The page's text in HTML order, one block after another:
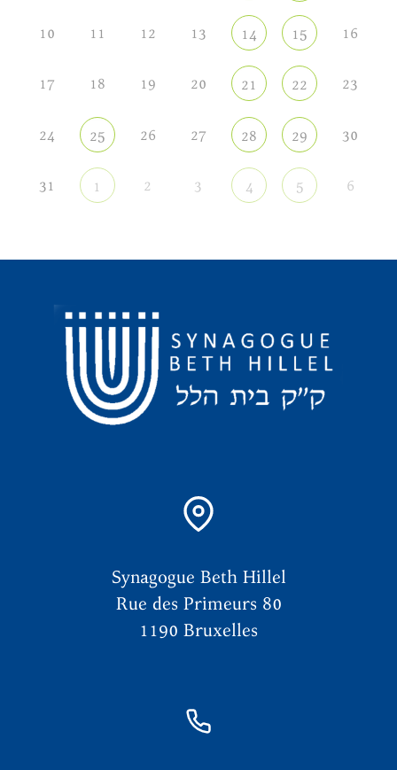
10 11 12 13 14 15 16
17 18 19 20 21 22 23
24 25 26 27 28 29 30
31 1 2 3 4 5 6
Synagogue Beth Hillel
Rue des Primeurs 80
1190 Bruxelles